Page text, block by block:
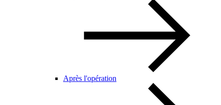
Après l'opération